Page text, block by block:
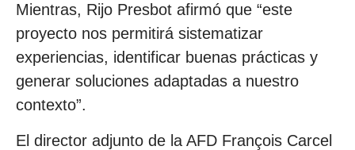
Mientras, Rijo Presbot afirmó que “este
proyecto nos permitirá sistematizar
experiencias, identificar buenas prácticas y
generar soluciones adaptadas a nuestro
contexto”.
El director adjunto de la AFD François Carcel